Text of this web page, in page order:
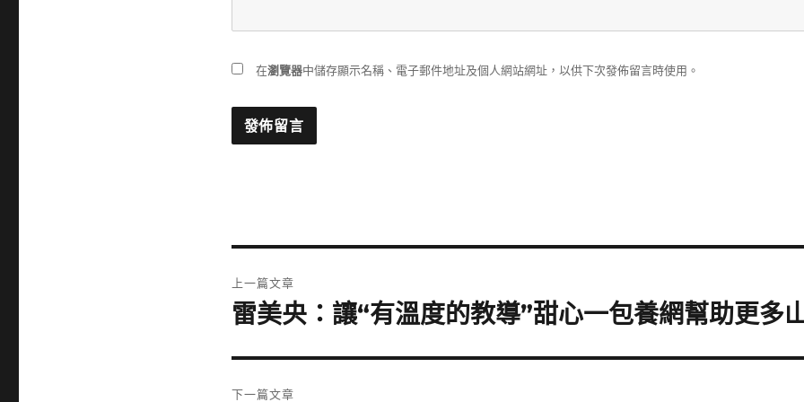
在瀏覽器中儲存顯示名稱、電子郵件地址及個人網站網址，以供下次發佈留言時使用。
章
上一篇文章
上
篇
文
雷美央：讓“有溫度的教導”甜心一包養網幫助更多
下一篇文章